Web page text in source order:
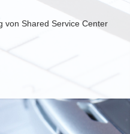
von Shared Service Center